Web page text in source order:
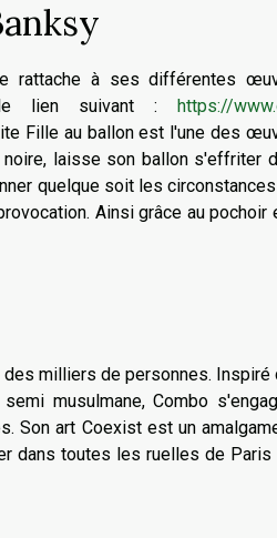
rattache à ses différentes
le lien suivant : https://
Fille au ballon est l'une des
laisse son ballon s'effriter
quelque soit les circonstances
Ainsi grâce au pochoir
milliers de personnes. Inspiré
musulmane, Combo
Son art Coexist est un
dans toutes les ruelles de Paris